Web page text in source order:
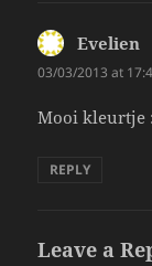
Evelien
03/03/2013 at
Mooi kleurtje
REPLY
Leave a